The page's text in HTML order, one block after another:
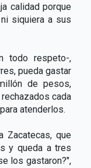
calidad porque
siquiera a sus
todo respeto-,
pueda gastar
de pesos,
cada
atenderlos.
Zacatecas, que
y queda a tres
los gastaron?",